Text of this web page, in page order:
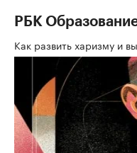
РБК
Как развить харизму и